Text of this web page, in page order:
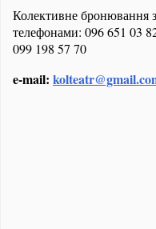
Колективне бронювання
телефонами: 096 651 03
099 198 57 70
e-mail: